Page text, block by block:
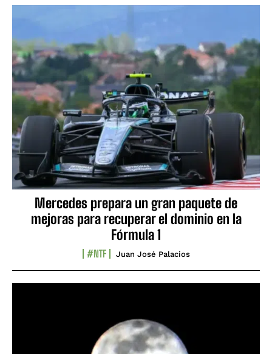
Mercedes prepara un gran paquete de
mejoras para recuperar el dominio en la
Fórmula 1
#NTF Juan José Palacios